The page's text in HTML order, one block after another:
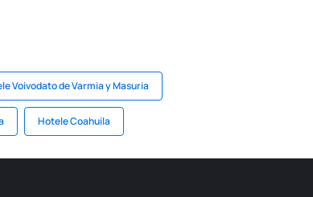
Voivodato de Varmia y Masuria
Hotele Coahuila